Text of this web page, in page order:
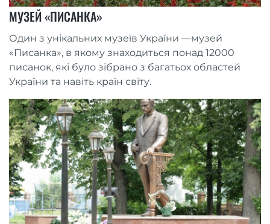
МУЗЕЙ «ПИСАНКА»
Один з унікальних музеїв України —музей
«Писанка», в якому знаходиться понад 12000
писанок, які було зібрано з багатьох областей
України та навіть країн світу.